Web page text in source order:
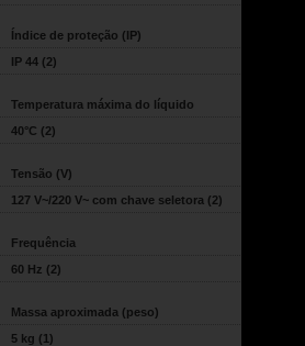
Índice de proteção (IP)
IP 44 (2)
Temperatura máxima do líquido
40°C (2)
Tensão (V)
127 V~/220 V~ com chave seletora (2)
Frequência
60 Hz (2)
Massa aproximada (peso)
5 kg (1)